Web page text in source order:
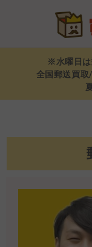
※水曜日は
全国郵送買